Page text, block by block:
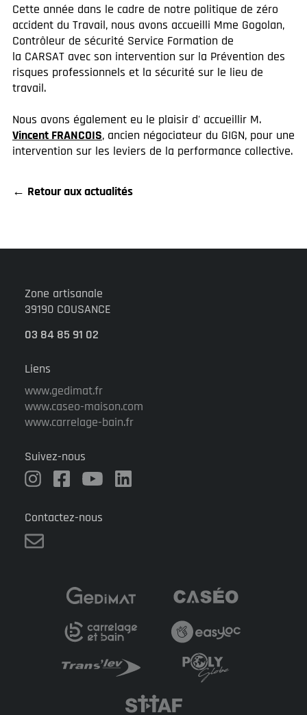
Cette année dans le cadre de notre politique de zéro
accident du Travail, nous avons accueilli Mme Gogolan,
Contrôleur de sécurité Service Formation de
la CARSAT avec son intervention sur la Prévention des
risques professionnels et la sécurité sur le lieu de
travail.
Nous avons également eu le plaisir d' accueillir M.
Vincent FRANCOIS, ancien négociateur du GIGN, pour une
intervention sur les leviers de la performance collective.
← Retour aux actualités
Zone artisanale
39190 COUSANCE
03 84 85 91 02
Liens
www.gedimat.fr
www.caseo-maison.com
www.carrelage-bain.fr
Suivez-nous
Contactez-nous